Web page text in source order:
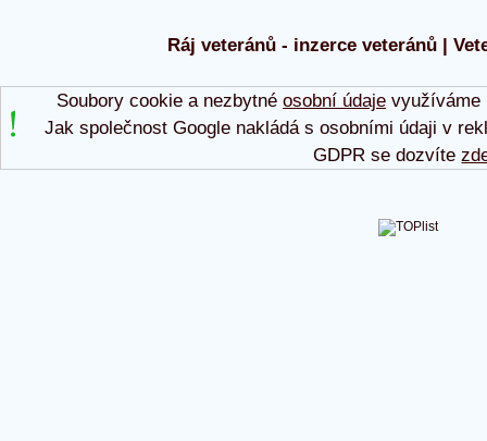
Ráj veteránů - inzerce veteránů |
Soubory cookie a nezbytné osobní údajevyužíváme
Jak společnost Google nakládá s osobními údaji v
GDPR se dozvíte